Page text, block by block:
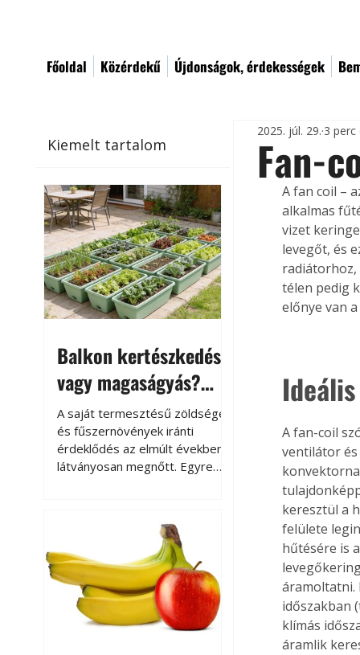
Főoldal Közérdekű Újdonságok, érdekességek
Kiemelt tartalom
Balkon kertészkedés
vagy magaságyás?
Helytakarékos
kertészkedés
A saját termesztésű zöldségek
és fűszernövények iránti
érdeklődés az elmúlt években
látványosan megnőtt. Egyre
kertészkedés sokak számára
kikapcsolódást és feltöltődést
is jelent.
Fan-
2025. júl. 29. 3 perc
A fan coil –
alkalmas
vizet
levegőt, és
radiátorhoz,
télen pedig
előnye van
A fan-coil
ventilátor
keresztül a
felülete
hűtésére is
áramoltatni.
időszakban
klímás
áramlik